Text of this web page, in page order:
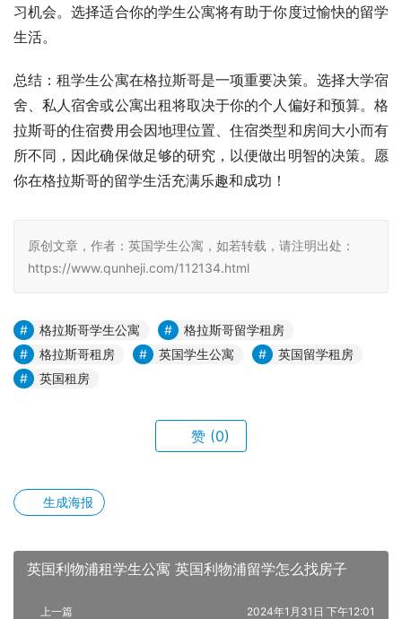
习机会。选择适合你的学生公寓将有助于你度过愉快的留学
生活。
总结：租学生公寓在格拉斯哥是一项重要决策。选择大学宿
舍、私人宿舍或公寓出租将取决于你的个人偏好和预算。格
拉斯哥的住宿费用会因地理位置、住宿类型和房间大小而有
所不同，因此确保做足够的研究，以便做出明智的决策。愿
你在格拉斯哥的留学生活充满乐趣和成功！
原创文章，作者：英国学生公寓，如若转载，请注明出处：
https://www.qunheji.com/112134.html
格拉斯哥学生公寓
格拉斯哥留学租房
格拉斯哥租房
英国学生公寓
英国留学租房
英国租房
赞 (0)
生成海报
英国利物浦租学生公寓 英国利物浦留学怎么找房子
上一篇 2024年1月31日 下午12:01